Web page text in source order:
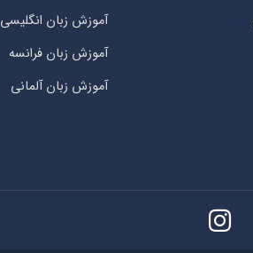
آموزش زبان انگلیسی
آموزش زبان فرانسه
آموزش زبان آلمانی